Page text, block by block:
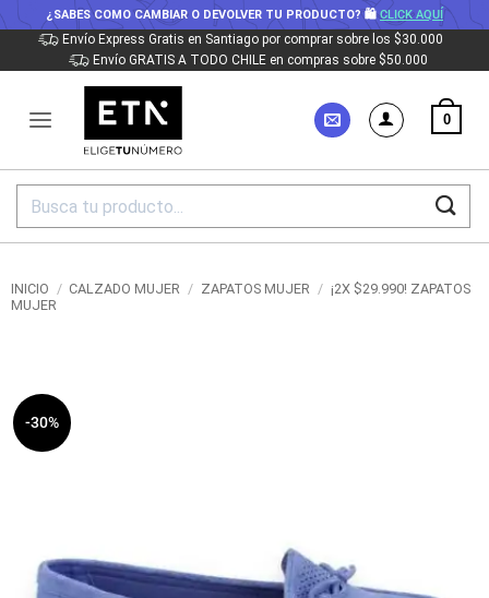
¿SABES COMO CAMBIAR O DEVOLVER TU PRODUCTO? 🛍CLICK AQUÍ
Saltar
al
Envío Express Gratis en Santiago por comprar sobre los $30.000
Envío GRATIS A TODO CHILE en compras sobre $50.000
0
Buscar
INICIO / CALZADO MUJER / ZAPATOS MUJER / ¡2X $29.990! ZAPATOS
MUJER
-30%